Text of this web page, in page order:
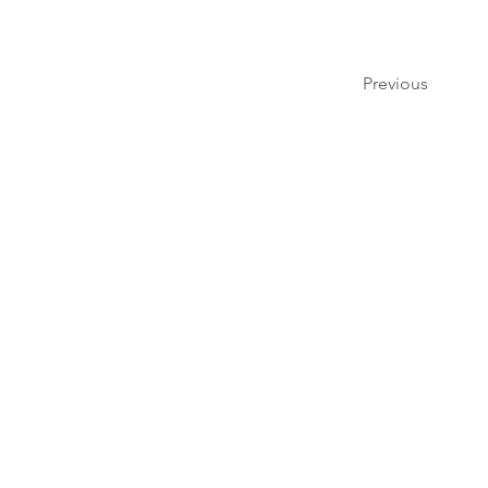
Previous